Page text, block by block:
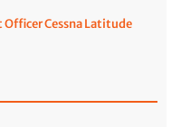
Cessna Latitude